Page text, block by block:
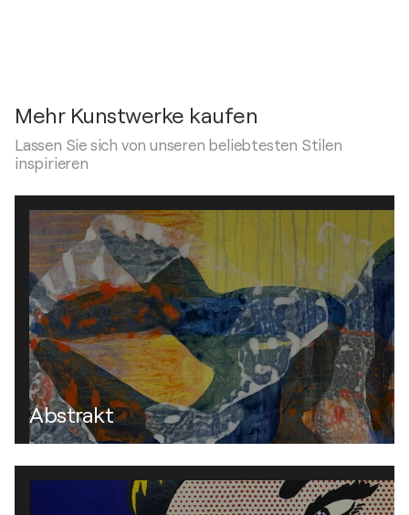
Mehr Kunstwerke kaufen
Lassen Sie sich von unseren beliebtesten Stilen
inspirieren
Abstrakt